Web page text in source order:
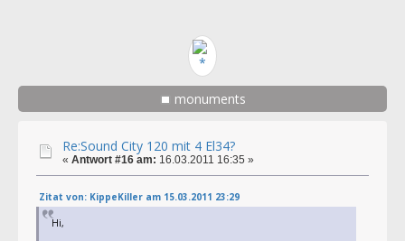
monuments
Re:Sound City 120 mit 4 El34?
« Antwort #16 am: 16.03.2011 16:35 »
Zitat von: KippeKiller am 15.03.2011 23:29
Hi,